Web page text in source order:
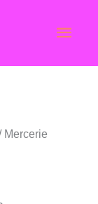
Mercerie